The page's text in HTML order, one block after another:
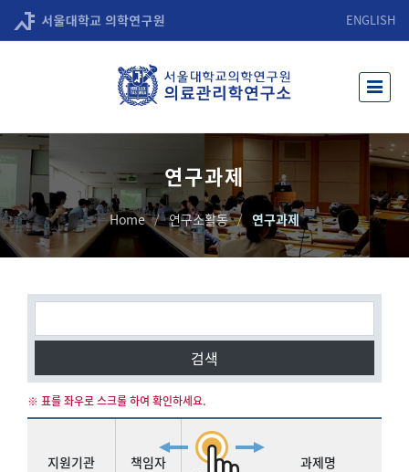
ENGLISH
연구과제
Home 연구소활동 연구과제
검색
지원기관 책임자 과제명